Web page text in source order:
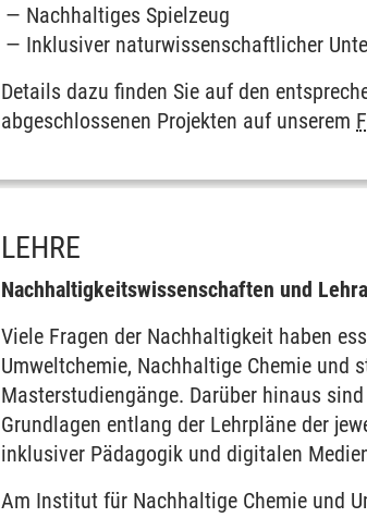
Nachhaltiges Spielzeug
Inklusiver naturwissenschaftlicher
Details dazu finden Sie auf den
abgeschlossenen Projekten auf unserem
LEHRE
Nachhaltigkeitswissenschaften und
Viele Fragen der Nachhaltigkeit haben
Umweltchemie, Nachhaltige Chemie und
Masterstudiengänge. Darüber hinaus
Grundlagen entlang der Lehrpläne der
inklusiver Pädagogik und digitalen
Am Institut für Nachhaltige Chemie und